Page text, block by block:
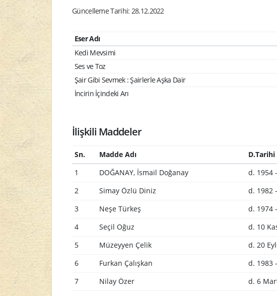
Güncelleme Tarihi: 28.12.2022
Eser Adı
Kedi Mevsimi
Ses ve Toz
Şair Gibi Sevmek : Şairlerle Aşka Dair
İncirin İçindeki Arı
İlişkili Maddeler
Sn. Madde Adı
1
DOĞANAY, İsmail Doğanay d. 1954
2 Simay Özlü Diniz d. 1982
3 Neşe Türkeş d. 1974
4 Seçil Oğuz d. 10
5 Müzeyyen Çelik d. 20
6 Furkan Çalışkan d. 1983
7 Nilay Özer d. 6